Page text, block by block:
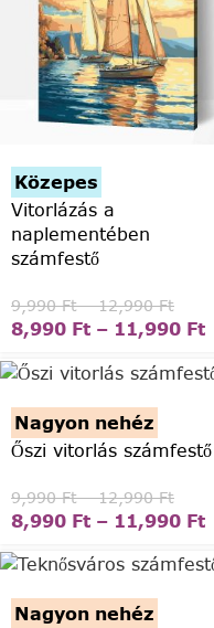
Közepes
Vitorlázás a
naplementében
számfestő
9,990Ft – 12,990Ft
8,990 Ft – 11,990 Ft
Nagyon nehéz
Őszi vitorlás számfestő
9,990Ft – 12,990Ft
8,990 Ft – 11,990 Ft
Nagyon nehéz